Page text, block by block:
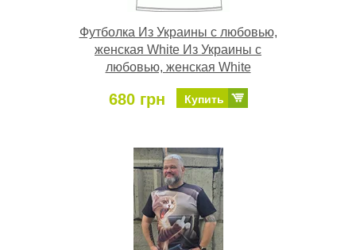
Футболка Из Украины с любовью,
женская White Из Украины с
любовью, женская White
680 грн Купить